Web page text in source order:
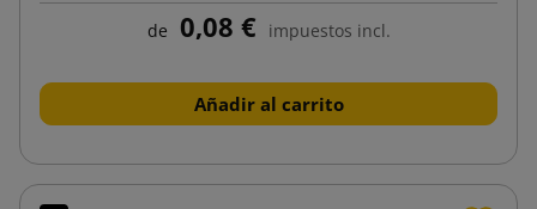
de 0,08 € impuestos incl.
Añadir al carrito